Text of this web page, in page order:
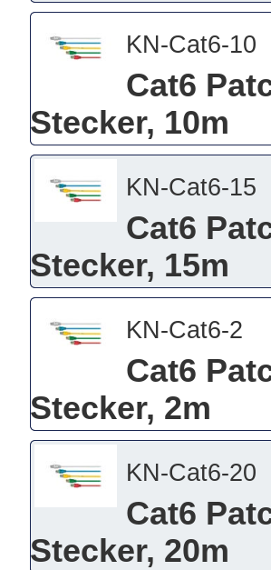
KN-Cat6-10
Cat6
Stecker, 10m
KN-Cat6-15
Cat6
Stecker, 15m
KN-Cat6-2
Cat6
Stecker, 2m
KN-Cat6-20
Cat6
Stecker, 20m